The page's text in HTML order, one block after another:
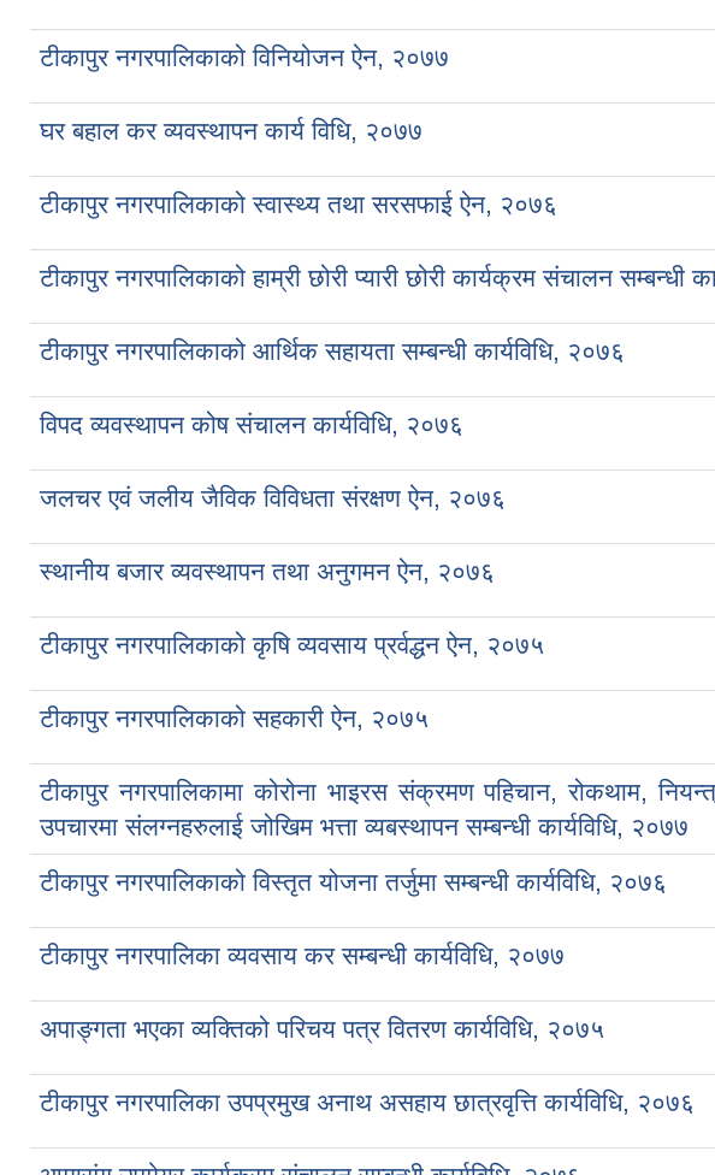
टीकापुर नगरपालिकाको विनियोजन ऐन, २०७७
घर बहाल कर व्यवस्थापन कार्य विधि, २०७७
टीकापुर नगरपालिकाको स्वास्थ्य तथा सरसफाई ऐन, २०७६
टीकापुर नगरपालिकाको हाम्री छोरी प्यारी छोरी कार्यक्रम संचालन सम्बन्धी
टीकापुर नगरपालिकाको आर्थिक सहायता सम्बन्धी कार्यविधि, २०७६
विपद व्यवस्थापन कोष संचालन कार्यविधि, २०७६
जलचर एवं जलीय जैविक विविधता संरक्षण ऐन, २०७६
स्थानीय बजार व्यवस्थापन तथा अनुगमन ऐन, २०७६
टीकापुर नगरपालिकाको कृषि व्यवसाय प्रर्वद्धन ऐन, २०७५
टीकापुर नगरपालिकाको सहकारी ऐन, २०७५
टीकापुर नगरपालिकामा कोरोना भाइरस संक्रमण पहिचान, रोकथाम,
उपचारमा संलग्नहरुलाई जोखिम भत्ता व्यबस्थापन सम्बन्धी कार्यविधि, २०७७
टीकापुर नगरपालिकाको विस्तृत योजना तर्जुमा सम्बन्धी कार्यविधि, २०७६
टीकापुर नगरपालिका व्यवसाय कर सम्बन्धी कार्यविधि, २०७७
अपाङ्गता भएका व्यक्तिको परिचय पत्र वितरण कार्यविधि, २०७५
टीकापुर नगरपालिका उपप्रमुख अनाथ असहाय छात्रवृत्ति कार्यविधि, २०७६